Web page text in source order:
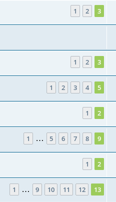
1 2 3
1 2 3
1 2 3 4 5
1 2
1 … 5 6 7 8 9
1 2
1 … 9 10 11 12 13